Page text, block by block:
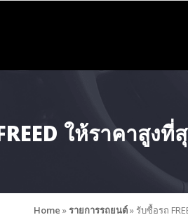
ให้ราคาสูง
Home »รายการรถยนต์» รับซื้อรถ